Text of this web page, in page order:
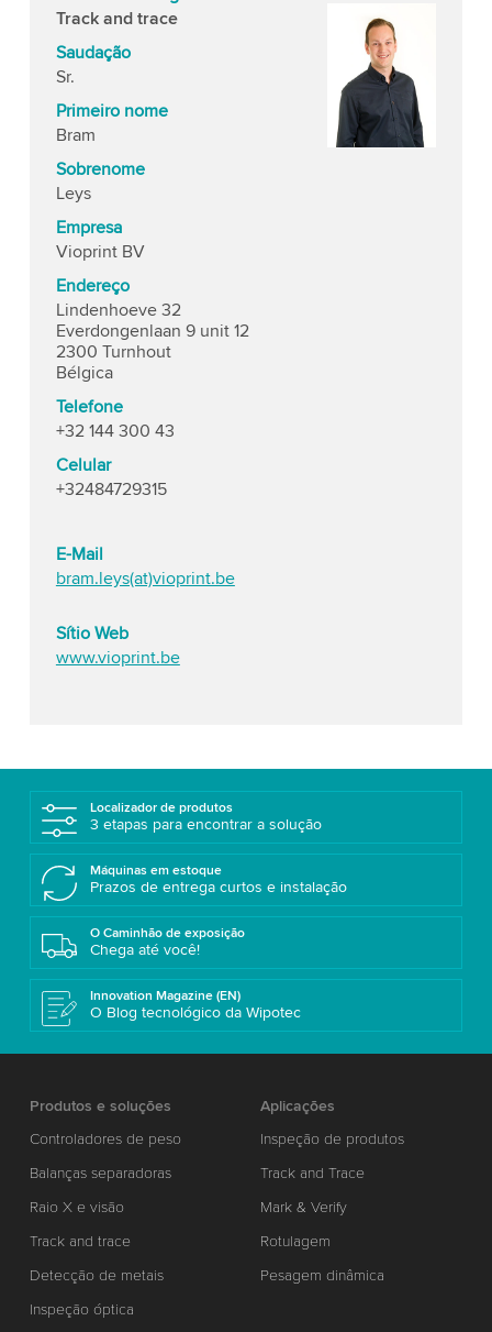
Track and trace
Saudação
Sr.
Primeiro nome
Bram
Sobrenome
Leys
Empresa
Vioprint BV
Endereço
Lindenhoeve 32
Everdongenlaan 9 unit 12
2300 Turnhout
Bélgica
Telefone
+32 144 300 43
Celular
+32484729315
E-Mail
bram.leys(at)vioprint.be
Sítio Web
www.vioprint.be
Localizador de produtos
3 etapas para encontrar a solução
Máquinas em estoque
Prazos de entrega curtos e instalação
O Caminhão de exposição
Chega até você!
Innovation Magazine (EN)
O Blog tecnológico da Wipotec
Produtos e soluções
Controladores de peso
Balanças separadoras
Raio X e visão
Track and trace
Detecção de metais
Inspeção óptica
Aplicações
Inspeção de produtos
Track and Trace
Mark & Verify
Rotulagem
Pesagem dinâmica